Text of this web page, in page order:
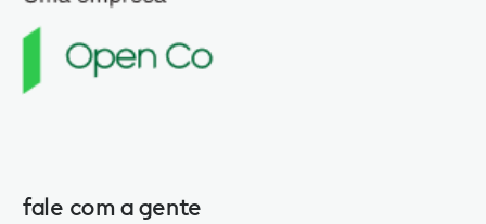
fale com a gente